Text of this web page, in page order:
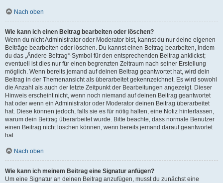
Nach oben
Wie kann ich einen Beitrag bearbeiten oder löschen?
Wenn du nicht Administrator oder Moderator bist, kannst du nur deine eigenen
Beiträge bearbeiten oder löschen. Du kannst einen Beitrag bearbeiten, indem
du das „Ändere Beitrag“-Symbol für den entsprechenden Beitrag anklickst;
eventuell ist dies nur für einen begrenzten Zeitraum nach seiner Erstellung
möglich. Wenn bereits jemand auf deinen Beitrag geantwortet hat, wird dein
Beitrag in der Themenansicht als überarbeitet gekennzeichnet. Es wird sowohl
die Anzahl als auch der letzte Zeitpunkt der Bearbeitungen angezeigt. Dieser
Hinweis erscheint nicht, wenn noch niemand auf deinen Beitrag geantwortet
hat oder wenn ein Administrator oder Moderator deinen Beitrag überarbeitet
hat. Diese können jedoch, falls sie es für nötig halten, eine Notiz hinterlassen,
warum dein Beitrag überarbeitet wurde. Bitte beachte, dass normale Benutzer
einen Beitrag nicht löschen können, wenn bereits jemand darauf geantwortet
hat.
Nach oben
Wie kann ich meinem Beitrag eine Signatur anfügen?
Um eine Signatur an deinen Beitrag anzufügen, musst du zunächst eine